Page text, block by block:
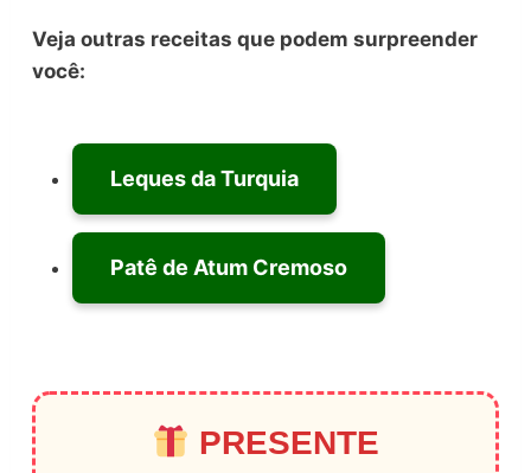
Veja outras receitas que podem surpreender
você:
Leques da Turquia
Patê de Atum Cremoso
PRESENTE